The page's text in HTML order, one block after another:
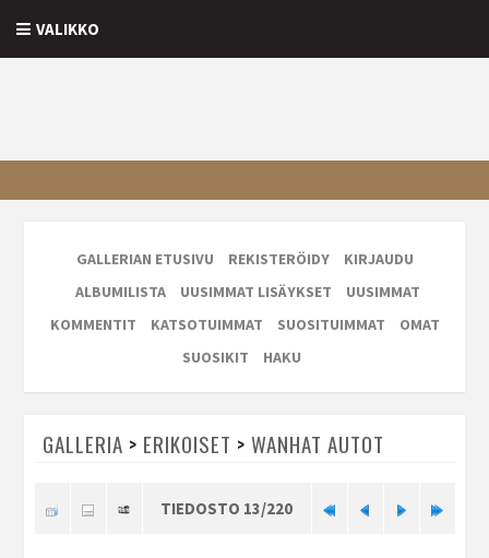
VALIKKO
GALLERIAN ETUSIVU REKISTERÖIDY
KIRJAUDU
ALBUMILISTA
UUSIMMAT LISÄYKSET
UUSIMMAT
KOMMENTIT
KATSOTUIMMAT SUOSITUIMMAT
OMAT
SUOSIKIT
HAKU
GALLERIA > ERIKOISET > WANHAT AUTOT
TIEDOSTO 13/220